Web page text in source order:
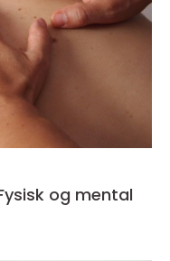
og mental